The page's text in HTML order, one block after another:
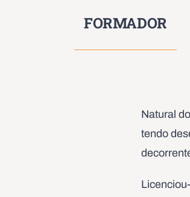
FORMADOR
Natural
tendo